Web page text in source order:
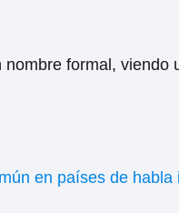
formal, viendo
en países de habla